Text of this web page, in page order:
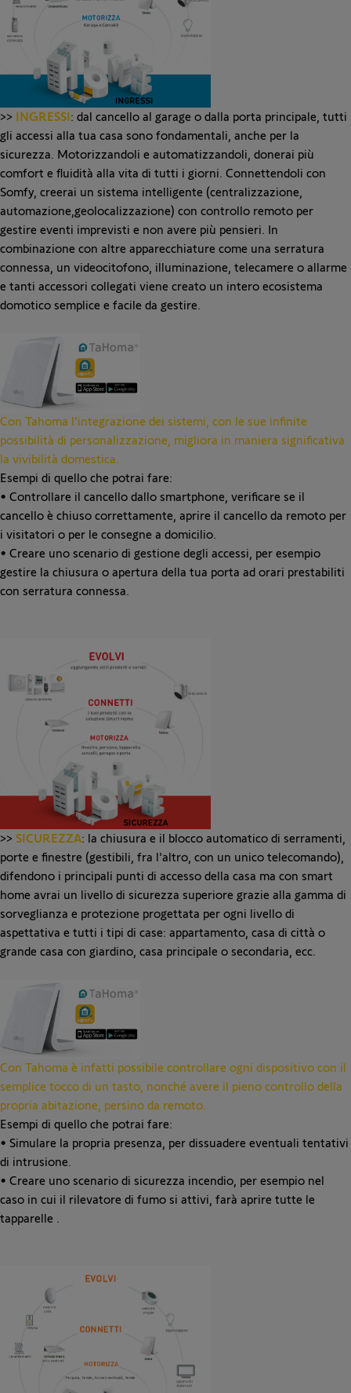
>> INGRESSI: dal cancello al garage o dalla porta principale, tutti
gli accessi alla tua casa sono fondamentali, anche per la
sicurezza. Motorizzandoli e automatizzandoli, donerai più
comfort e fluidità alla vita di tutti i giorni. Connettendoli con
Somfy, creerai un sistema intelligente (centralizzazione,
automazione,geolocalizzazione) con controllo remoto per
gestire eventi imprevisti e non avere più pensieri. In
combinazione con altre apparecchiature come una serratura
connessa, un videocitofono, illuminazione, telecamere o allarme
e tanti accessori collegati viene creato un intero ecosistema
domotico semplice e facile da gestire.
Con Tahoma l'integrazione dei sistemi, con le sue infinite
possibilità di personalizzazione, migliora in maniera significativa
la vivibilità domestica.
Esempi di quello che potrai fare:
• Controllare il cancello dallo smartphone, verificare se il
cancello è chiuso correttamente, aprire il cancello da remoto per
i visitatori o per le consegne a domicilio.
• Creare uno scenario di gestione degli accessi, per esempio
gestire la chiusura o apertura della tua porta ad orari prestabiliti
con serratura connessa.
>> SICUREZZA: la chiusura e il blocco automatico di serramenti,
porte e finestre (gestibili, fra l'altro, con un unico telecomando),
difendono i principali punti di accesso della casa ma con smart
home avrai un livello di sicurezza superiore grazie alla gamma di
sorveglianza e protezione progettata per ogni livello di
aspettativa e tutti i tipi di case: appartamento, casa di città o
grande casa con giardino, casa principale o secondaria, ecc.
Con Tahoma è infatti possibile controllare ogni dispositivo con il
semplice tocco di un tasto, nonché avere il pieno controllo della
propria abitazione, persino da remoto.
Esempi di quello che potrai fare:
• Simulare la propria presenza, per dissuadere eventuali tentativi
di intrusione.
• Creare uno scenario di sicurezza incendio, per esempio nel
caso in cui il rilevatore di fumo si attivi, farà aprire tutte le
tapparelle .